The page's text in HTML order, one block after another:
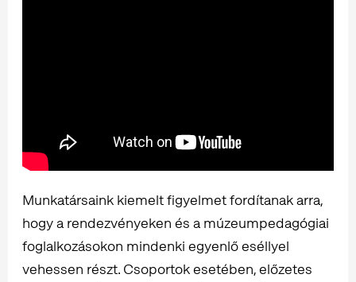
Munkatársaink kiemelt figyelmet fordítanak arra,
hogy a rendezvényeken és a múzeumpedagógiai
foglalkozásokon mindenki egyenlő eséllyel
vehessen részt. Csoportok esetében, előzetes